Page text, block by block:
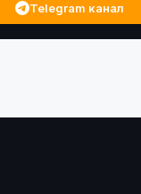
Telegram канал